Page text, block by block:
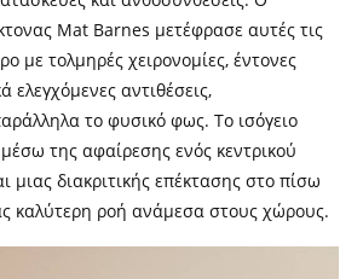
Mat Barnes μετέφρασε αυτές τις
με τολμηρές χειρονομίες, έντονες
ελεγχόμενες αντιθέσεις,
το φυσικό φως. Το ισόγειο
της αφαίρεσης ενός κεντρικού
μιας διακριτικής επέκτασης στο πίσω
καλύτερη ροή ανάμεσα στους χώρους.